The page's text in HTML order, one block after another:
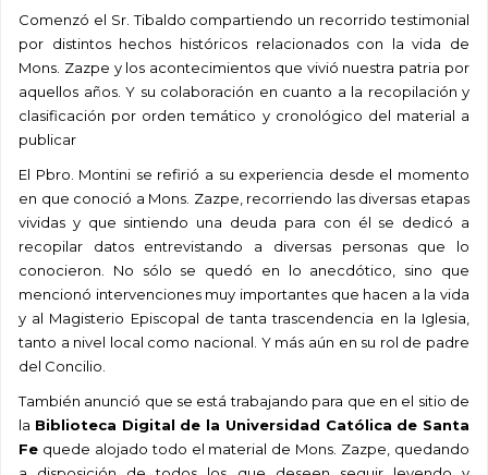
Comenzó el Sr. Tibaldo compartiendo un recorrido testimonial
por distintos hechos históricos relacionados con la vida de
Mons. Zazpe y los acontecimientos que vivió nuestra patria por
aquellos años. Y su colaboración en cuanto a la recopilación y
clasificación por orden temático y cronológico del material a
publicar
El Pbro. Montini se refirió a su experiencia desde el momento
en que conoció a Mons. Zazpe, recorriendo las diversas etapas
vividas y que sintiendo una deuda para con él se dedicó a
recopilar datos entrevistando a diversas personas que lo
conocieron. No sólo se quedó en lo anecdótico, sino que
mencionó intervenciones muy importantes que hacen a la vida
y al Magisterio Episcopal de tanta trascendencia en la Iglesia,
tanto a nivel local como nacional. Y más aún en su rol de padre
del Concilio.
También anunció que se está trabajando para que en el sitio de
la Biblioteca Digital de la Universidad Católica de Santa
Fe quede alojado todo el material de Mons. Zazpe, quedando